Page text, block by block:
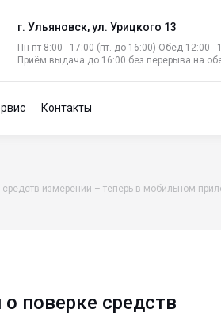
г. Ульяновск, ул. Урицкого 13
Пн-пт 8:00 - 17:00 (пт. до 16:00) Обед 12:00 -
Приём выдача до 16:00 без перерыва на
Контакты
измерений – теперь в мобильном
поверке средств